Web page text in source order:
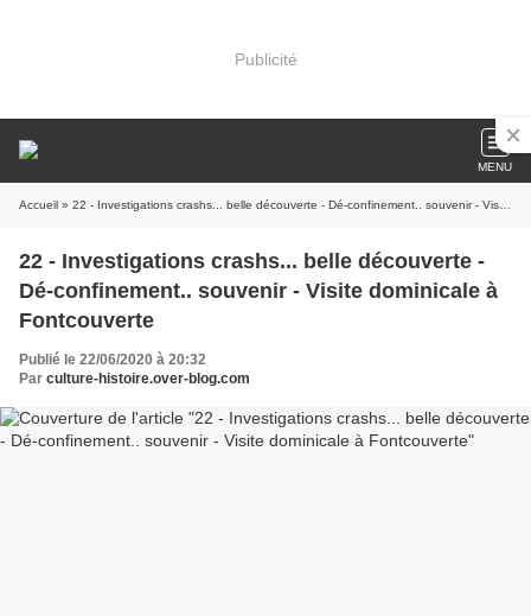
Publicité
MENU
Accueil » 22 - Investigations crashs... belle découverte - Dé-confinement.. souvenir - Visite dominicale à Fontcouverte
22 - Investigations crashs... belle découverte -
Dé-confinement.. souvenir - Visite dominicale à
Fontcouverte
Publié le 22/06/2020 à 20:32
Par culture-histoire.over-blog.com